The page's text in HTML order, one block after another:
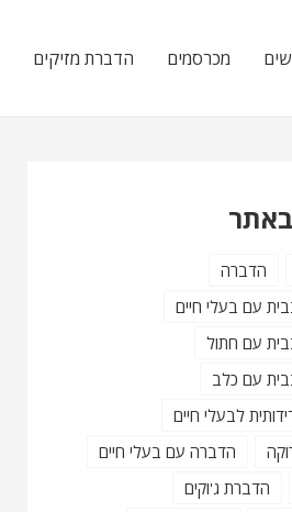
הדברת מזיקים מכרסמים
הדברה
עם בעלי חיים
עם חתול
עם כלב
לבעלי חיים
הדברה עם בעלי חיים
הדברת ג'וקים